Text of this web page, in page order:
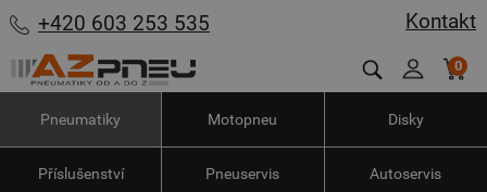
Kontakt
+420 603 253 535
0
Pneumatiky Motopneu Disky
Příslušenství Pneuservis Autoservis